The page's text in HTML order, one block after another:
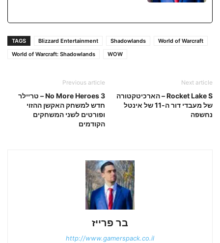
TAGS Blizzard Entertainment Shadowlands
World of Warcraft
World of Warcraft: Shadowlands
WOW
Previous article
No More Heroes 3 – טריילר
חדש למשחק האקשן ההזוי
ופורטים לשני המשחקים
הקודמים
Next article
Rocket Lake S – הארכיטקטורה
של מעבדי דור ה-11 של אינטל
נחשפה
בר פרייז
http://www.gamerspack.co.il